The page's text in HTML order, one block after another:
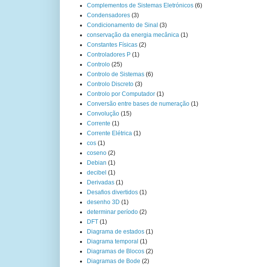
Complementos de Sistemas Eletrónicos (6)
Condensadores (3)
Condicionamento de Sinal (3)
conservação da energia mecânica (1)
Constantes Físicas (2)
Controladores P (1)
Controlo (25)
Controlo de Sistemas (6)
Controlo Discreto (3)
Controlo por Computador (1)
Conversão entre bases de numeração (1)
Convolução (15)
Corrente (1)
Corrente Elétrica (1)
cos (1)
coseno (2)
Debian (1)
decibel (1)
Derivadas (1)
Desafios divertidos (1)
desenho 3D (1)
determinar período (2)
DFT (1)
Diagrama de estados (1)
Diagrama temporal (1)
Diagramas de Blocos (2)
Diagramas de Bode (2)